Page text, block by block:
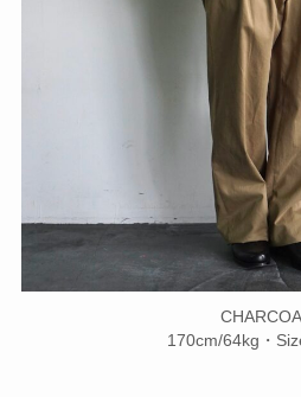
170cm/64kg・